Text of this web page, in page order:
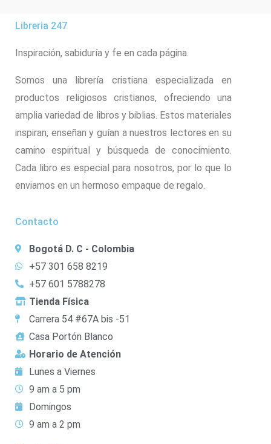
Libreria 247
Inspiración, sabiduría y fe en cada página.
Somos una librería cristiana especializada en
productos religiosos cristianos, ofreciendo una
amplia variedad de libros y biblias. Estos materiales
inspiran, enseñan y guían a nuestros lectores en su
camino espiritual y búsqueda de conocimiento.
Cada libro es especial para nosotros, por lo que lo
enviamos en un hermoso empaque de regalo.
Contacto
Bogotá D. C - Colombia
+57 301 658 8219
+57 601 5788278
Tienda Física
Carrera 54 #67A bis -51
Casa Portón Blanco
Horario de Atención
Lunes a Viernes
9 am a 5 pm
Domingos
9 am a 2 pm